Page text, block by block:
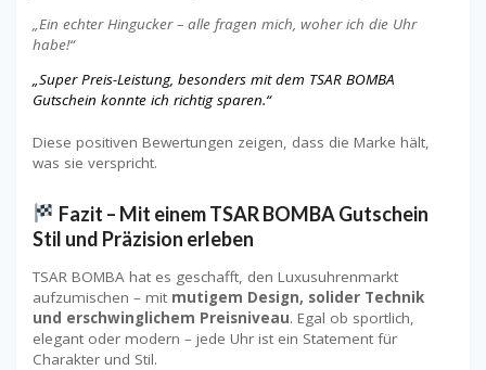
„Ein echter Hingucker – alle fragen mich, woher ich die Uhr
habe!“
„Super Preis-Leistung, besonders mit dem TSAR BOMBA
Gutschein konnte ich richtig sparen.“
Diese positiven Bewertungen zeigen, dass die Marke hält,
was sie verspricht.
Fazit – Mit einem TSAR BOMBA Gutschein
Stil und Präzision erleben
TSAR BOMBA hat es geschafft, den Luxusuhrenmarkt
aufzumischen – mit mutigem Design, solider Technik
und erschwinglichem Preisniveau. Egal ob sportlich,
elegant oder modern – jede Uhr ist ein Statement für
Charakter und Stil.